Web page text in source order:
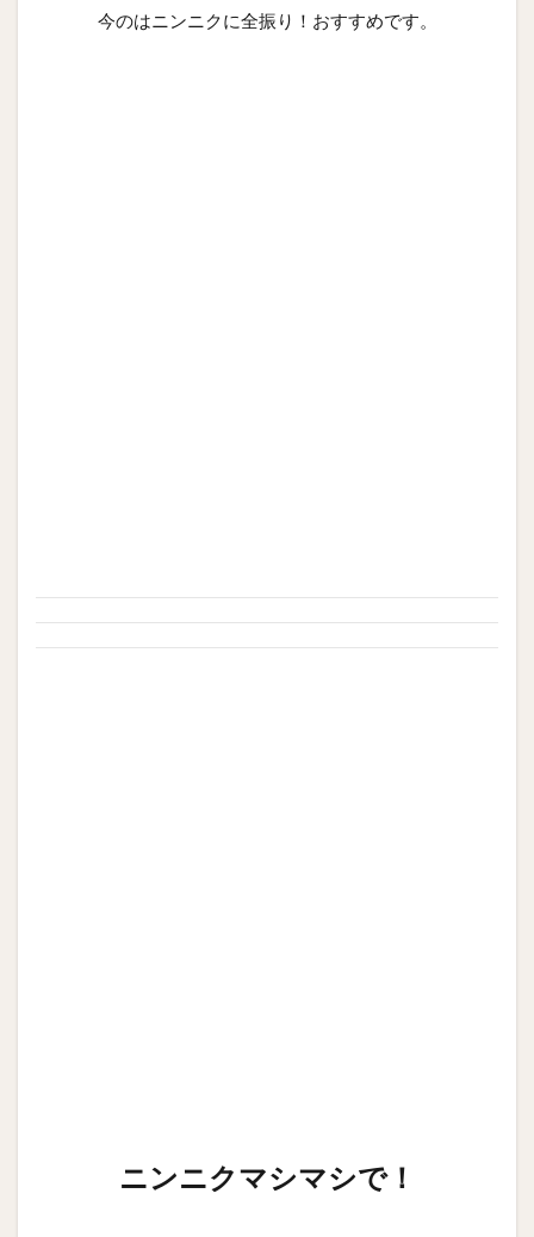
今のはニンニクに全振り！おすすめです。
ニンニクマシマシで！